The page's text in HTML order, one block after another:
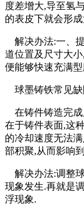
度差增大,导至氢
的表皮下就会形
解决办法:一、
道位置及尺寸大
便能够快速充满型
球墨铸铁常见缺
在铸件铸造完成
在于铸件表面,这
的冷却速度无法
部积聚,从而影响
解决办法:调整
现象发生.再就是
浮现象.